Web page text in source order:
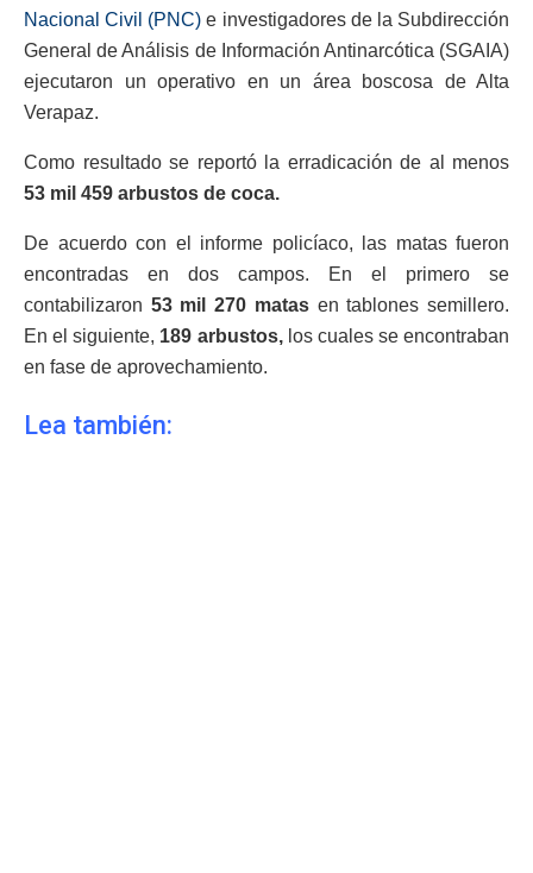
Nacional Civil (PNC) e investigadores de la Subdirección
General de Análisis de Información Antinarcótica (SGAIA)
ejecutaron un operativo en un área boscosa de Alta
Verapaz.
Como resultado se reportó la erradicación de al menos
53 mil 459 arbustos de coca.
De acuerdo con el informe policíaco, las matas fueron
encontradas en dos campos. En el primero se
contabilizaron 53 mil 270 matas en tablones semillero.
En el siguiente, 189 arbustos,los cuales se encontraban
en fase de aprovechamiento.
Lea también: